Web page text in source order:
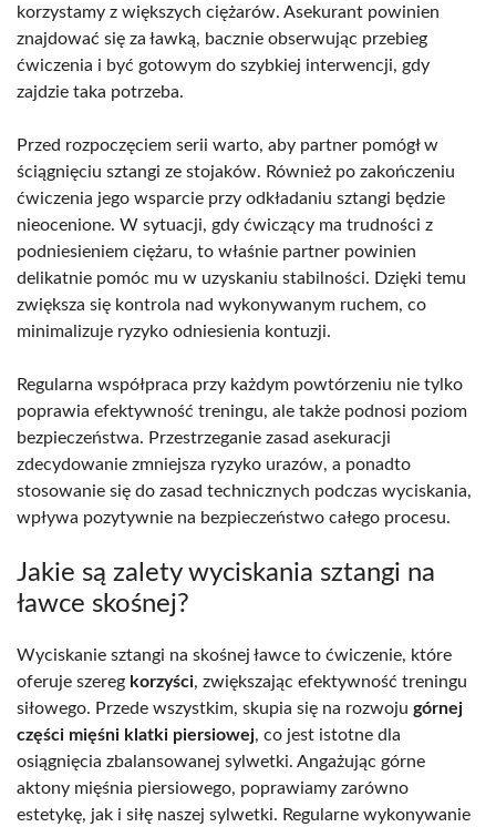
korzystamy z większych ciężarów. Asekurant powinien
znajdować się za ławką, bacznie obserwując przebieg
ćwiczenia i być gotowym do szybkiej interwencji, gdy
zajdzie taka potrzeba.
Przed rozpoczęciem serii warto, aby partner pomógł w
ściągnięciu sztangi ze stojaków. Również po zakończeniu
ćwiczenia jego wsparcie przy odkładaniu sztangi będzie
nieocenione. W sytuacji, gdy ćwiczący ma trudności z
podniesieniem ciężaru, to właśnie partner powinien
delikatnie pomóc mu w uzyskaniu stabilności. Dzięki temu
zwiększa się kontrola nad wykonywanym ruchem, co
minimalizuje ryzyko odniesienia kontuzji.
Regularna współpraca przy każdym powtórzeniu nie tylko
poprawia efektywność treningu, ale także podnosi poziom
bezpieczeństwa. Przestrzeganie zasad asekuracji
zdecydowanie zmniejsza ryzyko urazów, a ponadto
stosowanie się do zasad technicznych podczas wyciskania,
wpływa pozytywnie na bezpieczeństwo całego procesu.
Jakie są zalety wyciskania sztangi na
ławce skośnej?
Wyciskanie sztangi na skośnej ławce to ćwiczenie, które
oferuje szereg korzyści, zwiększając efektywność treningu
siłowego. Przede wszystkim, skupia się na rozwoju górnej
części mięśni klatki piersiowej, co jest istotne dla
osiągnięcia zbalansowanej sylwetki. Angażując górne
aktony mięśnia piersiowego, poprawiamy zarówno
estetykę, jak i siłę naszej sylwetki. Regularne wykonywanie